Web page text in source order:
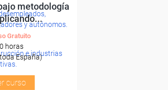
y autónomos.
e industrias
metodología
Gratuito
horas
España)
curso